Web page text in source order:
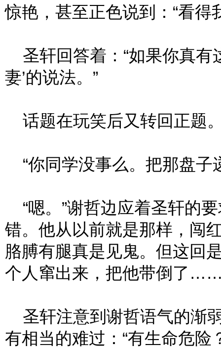
惊艳，甚至正色说到：“看得
圣轩回答着：“如果你真有
妻’的说法。”
话题在玩笑后又转回正题
“你同学没事么。把那盘子
“嗯。”谢哲边应着圣轩的
错。他从以前就是那样，闯
胳膊有腿真是见鬼。但这回
个人窜出来，把他带倒了
圣轩注意到谢哲语气的渐
有相当的难过：“有生命危险